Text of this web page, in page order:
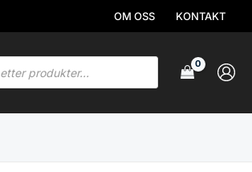
OM OSS KONTAKT